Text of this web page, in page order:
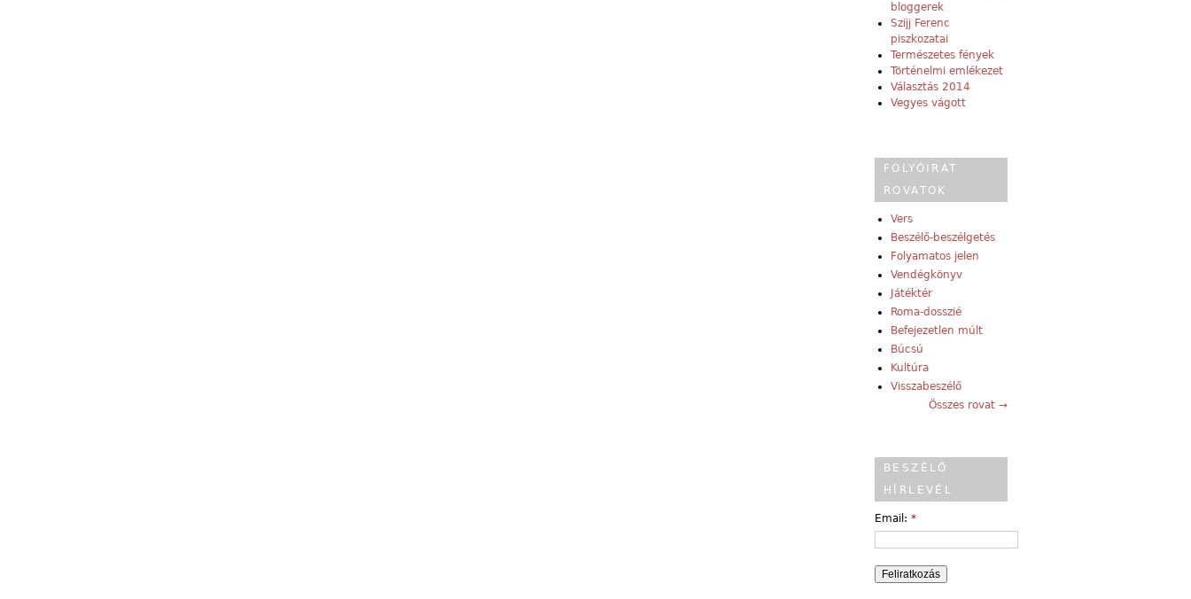
bloggerek
Szijj Ferenc
piszkozatai
Természetes fények
Történelmi emlékezet
Választás 2014
Vegyes vágott
FOLYÓIRAT
ROVATOK
Vers
Beszélő-beszélgetés
Folyamatos jelen
Vendégkönyv
Játéktér
Roma-dosszié
Befejezetlen múlt
Búcsú
Kultúra
Visszabeszélő
Összes rovat →
BESZÉLŐ
HÍRLEVÉL
Email: *